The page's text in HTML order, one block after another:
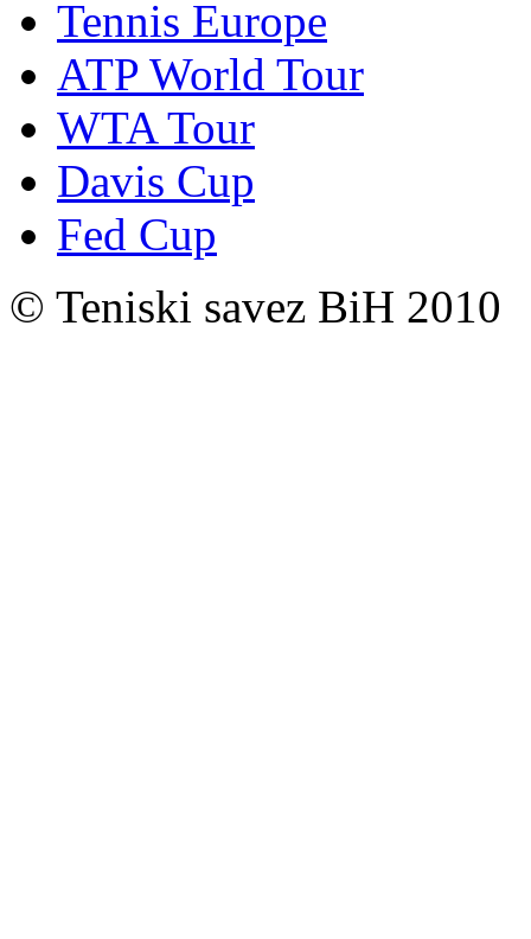
Tennis Europe
ATP World Tour
WTA Tour
Davis Cup
Fed Cup
© Teniski savez BiH 2010